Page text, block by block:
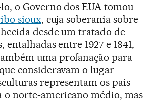
o Governo dos EUA tomou
sioux, cuja soberania sobre
desde um tratado de
entalhadas entre 1927 e 1841,
uma profanação para
consideravam o lugar
representam os pais
o norte-americano médio, mas